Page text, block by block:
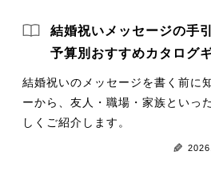
結婚祝いメッセージの手
予算別おすすめカタログ
結婚祝いのメッセージを書く前に
ーから、友人・職場・家族といっ
しくご紹介します。